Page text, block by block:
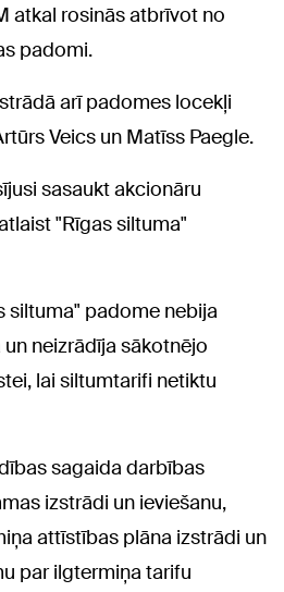
atkal rosinās atbrīvot no
padomi.
arī padomes locekļi
Veics un Matīss Paegle.
sasaukt akcionāru
"Rīgas siltuma"
siltuma" padome nebija
neizrādīja sākotnējo
lai siltumtarifi netiktu
sagaida darbības
izstrādi un ieviešanu,
attīstības plāna izstrādi un
par ilgtermiņa tarifu